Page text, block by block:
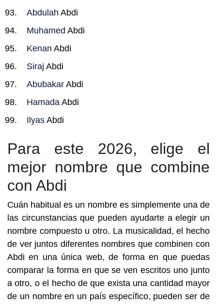
Abdulah Abdi
Muhamed Abdi
Kenan Abdi
Siraj Abdi
Abubakar Abdi
Hamada Abdi
Ilyas Abdi
Para este 2026, elige el
mejor nombre que combine
con Abdi
Cuán habitual es un nombre es simplemente una de
las circunstancias que pueden ayudarte a elegir un
nombre compuesto u otro. La musicalidad, el hecho
de ver juntos diferentes nombres que combinen con
Abdi en una única web, de forma en que puedas
comparar la forma en que se ven escritos uno junto
a otro, o el hecho de que exista una cantidad mayor
de un nombre en un país específico, pueden ser de